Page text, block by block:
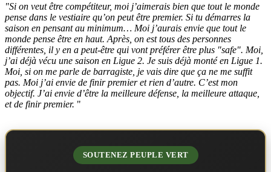
"Si on veut être compétiteur, moi j’aimerais bien que tout le monde
pense dans le vestiaire qu’on peut être premier. Si tu démarres la
saison en pensant au minimum… Moi j’aurais envie que tout le
monde pense être en haut. Après, on est tous des personnes
différentes, il y en a peut-être qui vont préférer être plus "safe". Moi,
j’ai déjà vécu une saison en Ligue 2. Je suis déjà monté en Ligue 1.
Moi, si on me parle de barragiste, je vais dire que ça ne me suffit
pas. Moi j’ai envie de finir premier et rien d’autre. C’est mon
objectif. J’ai envie d’être la meilleure défense, la meilleure attaque,
et de finir premier. "
SOUTENEZ PEUPLE VERT